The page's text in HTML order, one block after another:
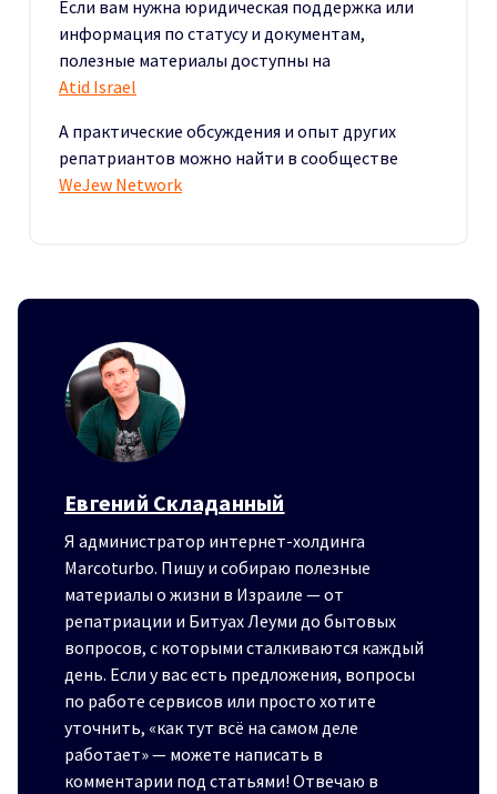
Если вам нужна юридическая поддержка или
информация по статусу и документам,
полезные материалы доступны на
Atid Israel
А практические обсуждения и опыт других
репатриантов можно найти в сообществе
WeJew Network
Евгений Складанный
Я администратор интернет-холдинга
Marcoturbo. Пишу и собираю полезные
материалы о жизни в Израиле — от
репатриации и Битуах Леуми до бытовых
вопросов, с которыми сталкиваются каждый
день. Если у вас есть предложения, вопросы
по работе сервисов или просто хотите
уточнить, «как тут всё на самом деле
работает» — можете написать в
комментарии под статьями! Отвечаю в